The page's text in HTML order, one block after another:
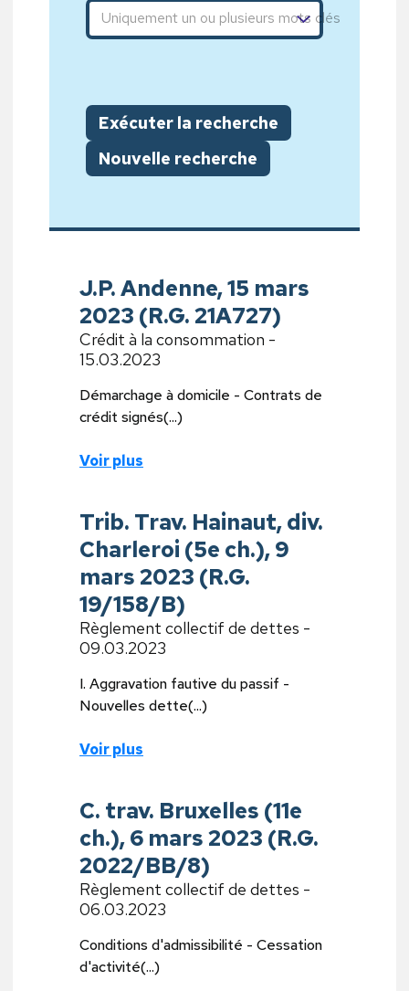
Mot clé 1,Mot clé 2,Mot clé 3
Exécuter la recherche
Nouvelle recherche
J.P. Andenne, 15 mars
2023 (R.G. 21A727)
Crédit à la consommation -
15.03.2023
Démarchage à domicile - Contrats de
crédit signés(...)
Voir plus
Trib. Trav. Hainaut, div.
Charleroi (5e ch.), 9
mars 2023 (R.G.
19/158/B)
Règlement collectif de dettes -
09.03.2023
I. Aggravation fautive du passif -
Nouvelles dette(...)
Voir plus
C. trav. Bruxelles (11e
ch.), 6 mars 2023 (R.G.
2022/BB/8)
Règlement collectif de dettes -
06.03.2023
Conditions d'admissibilité - Cessation
d'activité(...)